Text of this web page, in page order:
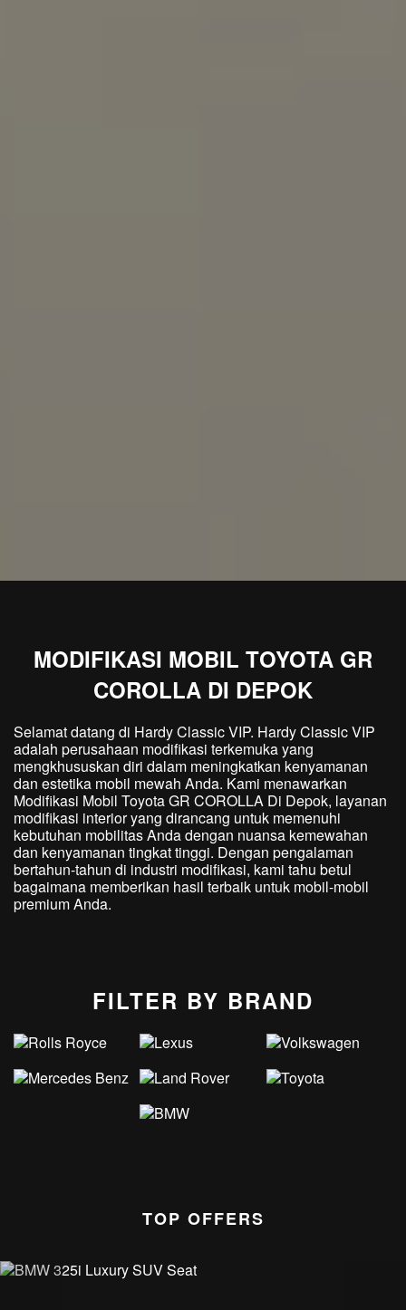
MODIFIKASI MOBIL TOYOTA GR
COROLLA DI DEPOK
Selamat datang di Hardy Classic VIP. Hardy Classic VIP
adalah perusahaan modifikasi terkemuka yang
mengkhususkan diri dalam meningkatkan kenyamanan
dan estetika mobil mewah Anda. Kami menawarkan
Modifikasi Mobil Toyota GR COROLLA Di Depok, layanan
modifikasi interior yang dirancang untuk memenuhi
kebutuhan mobilitas Anda dengan nuansa kemewahan
dan kenyamanan tingkat tinggi. Dengan pengalaman
bertahun-tahun di industri modifikasi, kami tahu betul
bagaimana memberikan hasil terbaik untuk mobil-mobil
premium Anda.
FILTER BY BRAND
TOP OFFERS